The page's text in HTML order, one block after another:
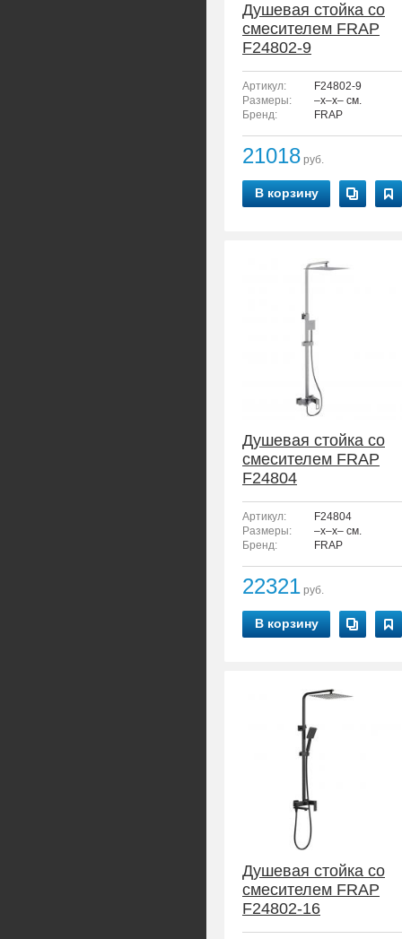
Душевая стойка со
смесителем FRAP
F24802-9
Артикул:
F24802-9
Размеры:
–x–x– см.
Бренд:
FRAP
21018 руб.
В корзину
Душевая стойка со
смесителем FRAP
F24804
Артикул:
F24804
Размеры:
–x–x– см.
Бренд:
FRAP
22321 руб.
В корзину
Душевая стойка со
смесителем FRAP
F24802-16